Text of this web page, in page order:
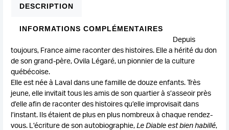
DESCRIPTION
INFORMATIONS COMPLÉMENTAIRES
Depuis
toujours, France aime raconter des histoires. Elle a hérité du don
de son grand-père, Ovila Légaré, un pionnier de la culture
québécoise.
Elle est née à Laval dans une famille de douze enfants. Très
jeune, elle invitait tous les amis de son quartier à s’asseoir près
d’elle afin de raconter des histoires qu’elle improvisait dans
l’instant. Ils étaient de plus en plus nombreux à chaque rendez-
vous. L’écriture de son autobiographie, Le Diable est bien habillé,